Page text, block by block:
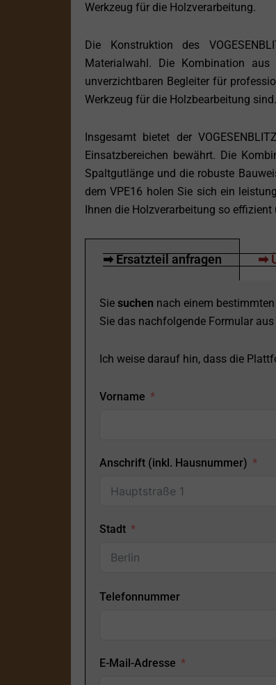
Werkzeug für die Holzverarbeitung.
Die Konstruktion des
Materialwahl. Die Kombination
unverzichtbaren Begleiter für
Werkzeug für die Holzbearbeitung sind.
Insgesamt bietet der
Einsatzbereichen bewährt. Die
Spaltgutlänge und die robuste
dem VPE16 holen Sie sich ein
Ihnen die Holzverarbeitung so
➡ Ersatzteil anfragen ➡
Sie suchen nach einem bestimmten
Sie das nachfolgende Formular
Ich weise darauf hin, dass die
Vorname
Anschrift (inkl. Hausnummer)
Stadt
Telefonnummer
E-Mail-Adresse